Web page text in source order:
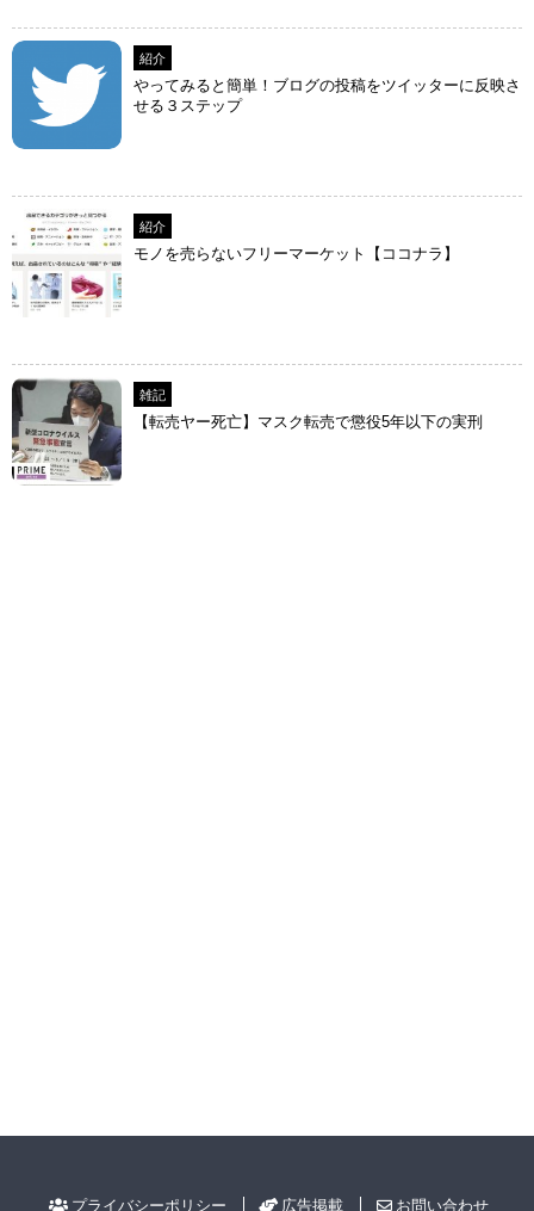
紹介
やってみると簡単！ブログの投稿をツイッターに反映さ
せる３ステップ
紹介
モノを売らないフリーマーケット【ココナラ】
雑記
【転売ヤー死亡】マスク転売で懲役5年以下の実刑
プライバシーポリシー 広告掲載 お問い合わせ